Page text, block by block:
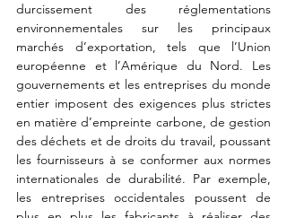
durcissement des réglementations
environnementales sur les principaux
marchés d’exportation, tels que l’Union
européenne et l’Amérique du Nord. Les
gouvernements et les entreprises du monde
entier imposent des exigences plus strictes
en matière d’empreinte carbone, de gestion
des déchets et de droits du travail, poussant
les fournisseurs à se conformer aux normes
internationales de durabilité. Par exemple,
les entreprises occidentales poussent de